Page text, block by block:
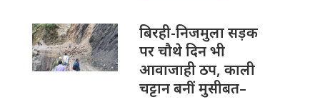
बिरही-निजमुला सड़क
पर चौथे दिन भी
आवाजाही ठप, काली
चट्टान बनीं मुसीबत–